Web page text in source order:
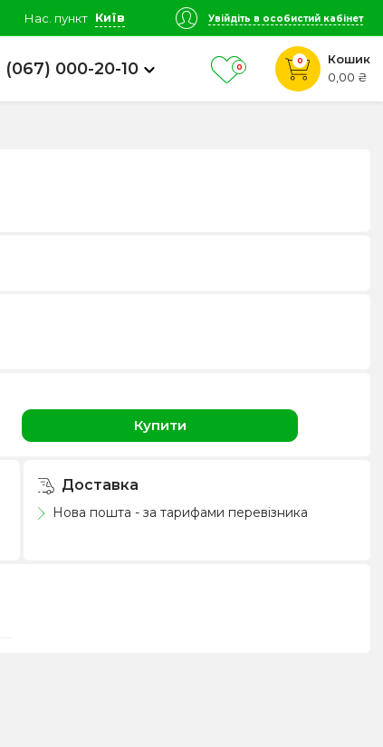
Нас. пункт Київ Увійдіть в особистий кабінет
(067) 000-20-10 0
0
Кошик
0,00 ₴
Купити
Доставка
Нова пошта - за тарифами перевізника